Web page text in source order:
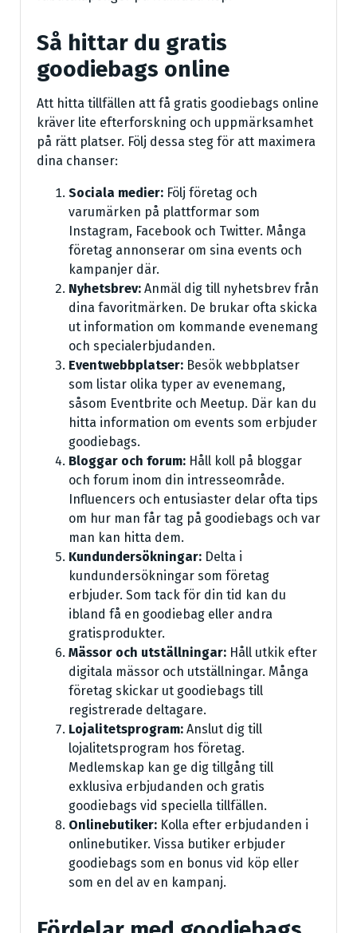
Så hittar du gratis
goodiebags online
Att hitta tillfällen att få gratis goodiebags online
kräver lite efterforskning och uppmärksamhet
på rätt platser. Följ dessa steg för att maximera
dina chanser:
Sociala medier: Följ företag och
varumärken på plattformar som
Instagram, Facebook och Twitter. Många
företag annonserar om sina events och
kampanjer där.
Nyhetsbrev: Anmäl dig till nyhetsbrev från
dina favoritmärken. De brukar ofta skicka
ut information om kommande evenemang
och specialerbjudanden.
Eventwebbplatser: Besök webbplatser
som listar olika typer av evenemang,
såsom Eventbrite och Meetup. Där kan du
hitta information om events som erbjuder
goodiebags.
Bloggar och forum: Håll koll på bloggar
och forum inom din intresseområde.
Influencers och entusiaster delar ofta tips
om hur man får tag på goodiebags och var
man kan hitta dem.
Kundundersökningar: Delta i
kundundersökningar som företag
erbjuder. Som tack för din tid kan du
ibland få en goodiebag eller andra
gratisprodukter.
Mässor och utställningar: Håll utkik efter
digitala mässor och utställningar. Många
företag skickar ut goodiebags till
registrerade deltagare.
Lojalitetsprogram: Anslut dig till
lojalitetsprogram hos företag.
Medlemskap kan ge dig tillgång till
exklusiva erbjudanden och gratis
goodiebags vid speciella tillfällen.
Onlinebutiker: Kolla efter erbjudanden i
onlinebutiker. Vissa butiker erbjuder
goodiebags som en bonus vid köp eller
som en del av en kampanj.